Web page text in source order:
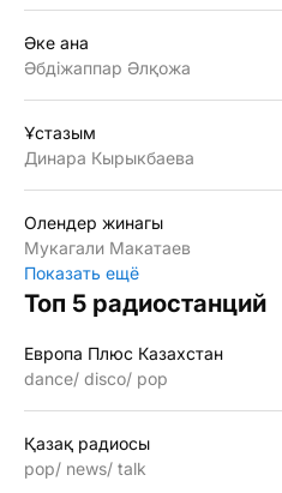
Әке ана
Әбдiжаппар Әлқожа
Ұстазым
Динара Кырыкбаева
Олендер жинагы
Мукагали Макатаев
Показать ещё
Топ 5 радиостанций
Европа Плюс Казахстан
dance disco pop
Қазақ радиосы
pop
news talk